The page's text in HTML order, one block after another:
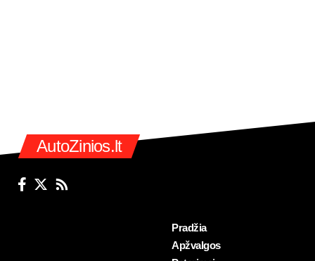
AutoZinios.lt
Pradžia
Apžvalgos